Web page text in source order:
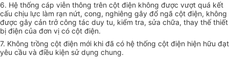
6. Hệ thống cáp viễn thông trên cột điện không được vượt quá kết
cấu chịu lực làm rạn nứt, cong, nghiêng gây đổ ngã cột điện, không
được gây cản trở công tác duy tu, kiểm tra, sửa chữa, thay thế thiết
bị điện của đơn vị có cột điện.
7. Không trồng cột điện mới khi đã có hệ thống cột điện hiện hữu đạt
yêu cầu và điều kiện sử dụng chung.